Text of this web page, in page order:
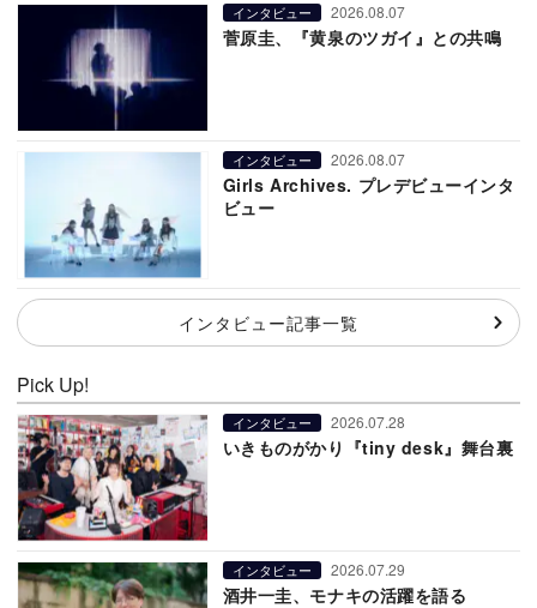
インタビュー 2026.08.07
菅原圭、『黄泉のツガイ』との共鳴
インタビュー 2026.08.07
Girls Archives. プレデビューインタ
ビュー
インタビュー記事一覧
Pick Up!
インタビュー 2026.07.28
いきものがかり『tiny desk』舞台裏
インタビュー 2026.07.29
酒井一圭、モナキの活躍を語る